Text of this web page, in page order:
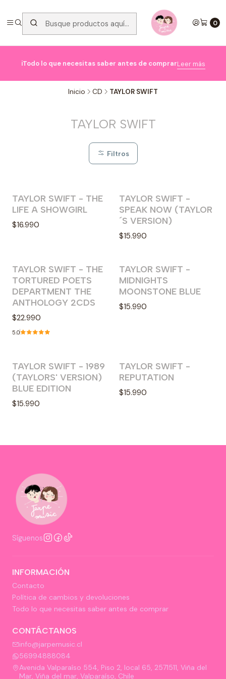
0
ℹ️Todo lo que necesitas saber antes de comprarLeer más
Inicio CD TAYLOR SWIFT
TAYLOR SWIFT
Filtros
TAYLOR SWIFT - THE
LIFE A SHOWGIRL
$16.990
Agotado
TAYLOR SWIFT -
SPEAK NOW (TAYLOR
´S VERSION)
$15.990
Agotado
TAYLOR SWIFT - THE
TORTURED POETS
DEPARTMENT THE
ANTHOLOGY 2CDS
$22.990
5.0
Agotado
TAYLOR SWIFT -
MIDNIGHTS
MOONSTONE BLUE
$15.990
Agotado
TAYLOR SWIFT - 1989
(TAYLORS' VERSION)
BLUE EDITION
$15.990
Agotado
TAYLOR SWIFT -
REPUTATION
$15.990
Síguenos
INFORMACIÓN
Contacto
Política de cambios y devoluciones
Todo lo que necesitas saber antes de comprar
CONTÁCTANOS
info@jarpemusic.cl
56994888084
Avenida Valparaíso 554, Piso 2, local 65, 2571511, Viña del
Mar, Viña del mar, Valparaíso, Chile